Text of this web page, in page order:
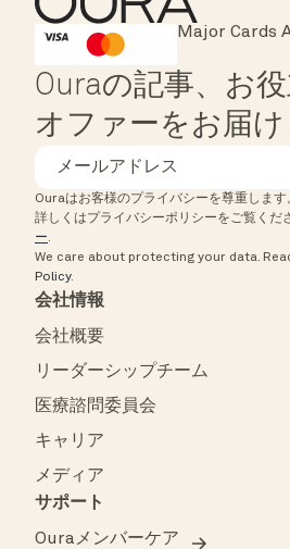
HSA/FSA Eligible
Instant
Major Cards
Ouraの記事、お役
オファーをお届
Ouraはお客様のプライバシーを尊重します
詳しくはプライバシーポリシーをご覧くだ
ー.
We care about protecting your data.
Policy.
会社情報
会社概要
リーダーシップチーム
医療諮問委員会
キャリア
メディア
サポート
Ouraメンバーケア